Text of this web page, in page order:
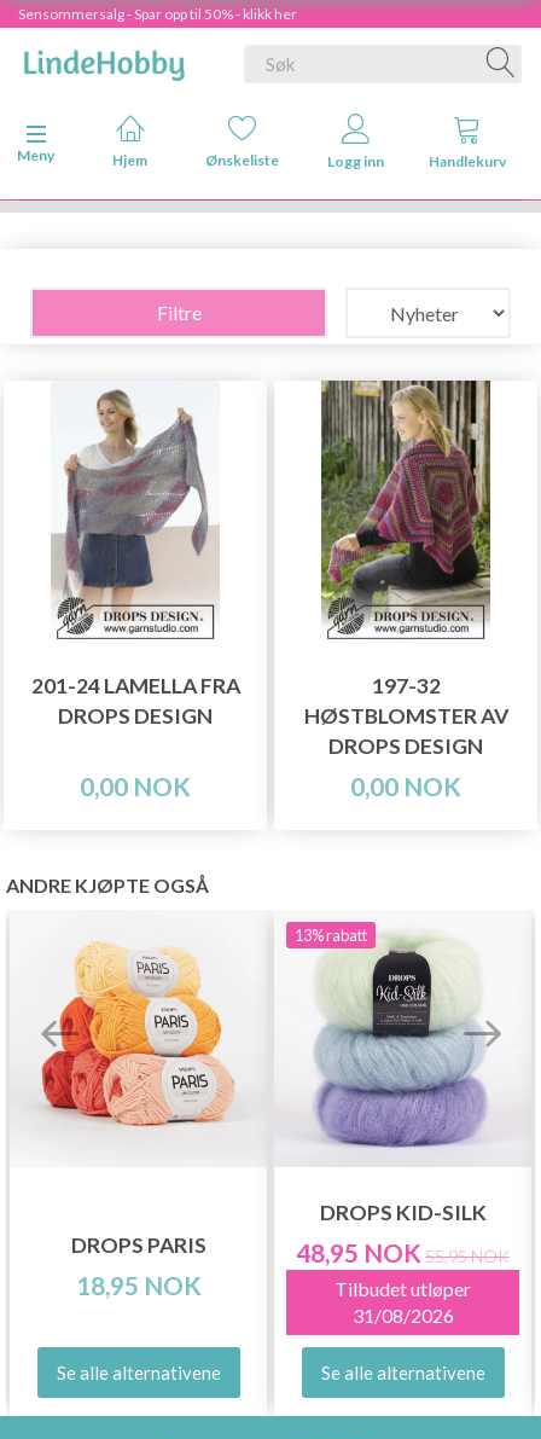
Sensommersalg - Spar opp til 50% - klikk her
Veksle navigasjon
Meny
Hjem Ønskeliste Logg inn Handlekurv
Filtre
201-24 LAMELLA FRA
DROPS DESIGN
0,00 NOK
197-32
HØSTBLOMSTER AV
DROPS DESIGN
0,00 NOK
ANDRE KJØPTE OGSÅ
DROPS PARIS
18,95 NOK
Se alle alternativene
13%rabatt
DROPS KID-SILK
48,95 NOK 55,95 NOK
Tilbudet utløper
31/08/2026
Se alle alternativene